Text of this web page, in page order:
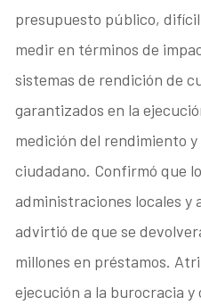
presupuesto público,
medir en términos de
sistemas de rendición de
garantizados en la
medición del rendimiento
ciudadano. Confirmó que
administraciones locales y
advirtió de que se
millones en préstamos.
ejecución a la burocracia